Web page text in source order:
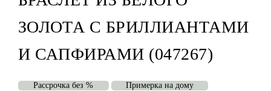
ЗОЛОТА С БРИЛЛИАНТАМИ
И САПФИРАМИ (047267)
Рассрочка без % Примерка на дому